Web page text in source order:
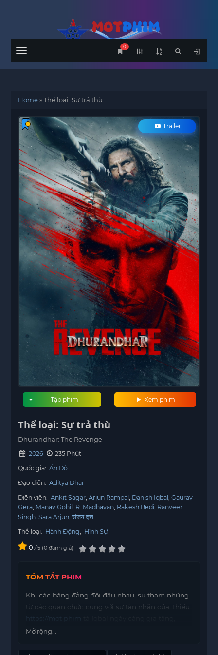
Menu
0
Home»Thể loại: Sự trả thù
Trailer
Xem phim
Tập phim
Thể loại: Sự trả thù
Dhurandhar: The Revenge
2026
235 Phút
Quốc gia: Ấn Độ
Đạo diễn: Aditya Dhar
Diễn viên: Ankit Sagar Arjun Rampal Danish Iqbal Gaurav
Gera Manav Gohil R. Madhavan Rakesh Bedi Ranveer
Singh Sara Arjun संजय दत्त
Thể loại: Hành Động, Hình Sự
0 / 5 0 đánh giá
TÓM TẮT PHIM
Khi các băng đảng đối đầu nhau, sự tham nhũng
từ các quan chức cùng với sự tàn nhẫn của Thiếu
https://mot phim
nhiệm vụ của Hamza vì đất nước dần trở thành
Mở rộng...